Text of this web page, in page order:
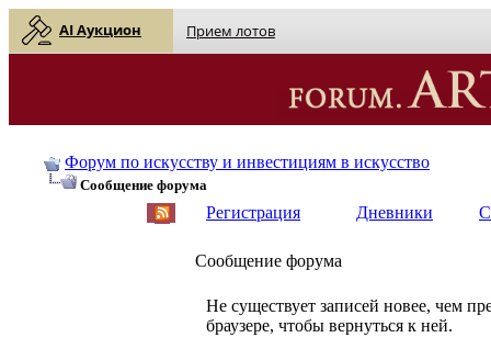
AI Аукцион Прием лотов
Форум по искусству и инвестициям в искусство
Сообщение форума
Регистрация Дневники
Сообщение форума
Не существует записей новее, чем
браузере, чтобы вернуться к ней.